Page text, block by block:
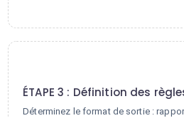
ÉTAPE 3 : Définition des
Déterminez le format de sortie :